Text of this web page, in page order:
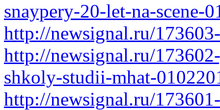
snaypery-20-let-na-scene-
http://newsignal.ru/
http://newsignal.ru/
shkoly-studii-mhat-
http://newsignal.ru/